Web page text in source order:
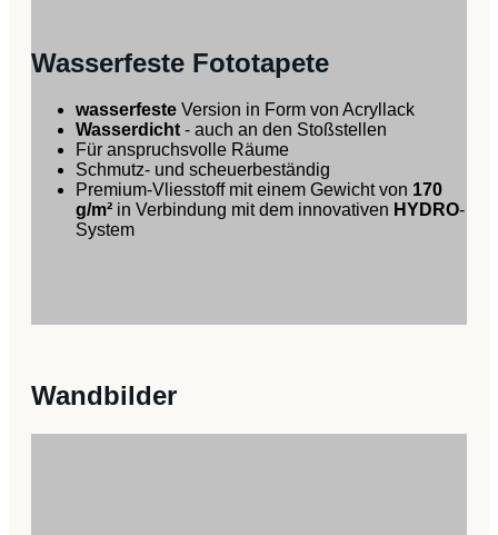
Wasserfeste Fototapete
wasserfeste Version in Form von Acryllack
Wasserdicht - auch an den Stoßstellen
Für anspruchsvolle Räume
Schmutz- und scheuerbeständig
Premium-Vliesstoff mit einem Gewicht von 170
g/m² in Verbindung mit dem innovativen HYDRO-
System
Wandbilder